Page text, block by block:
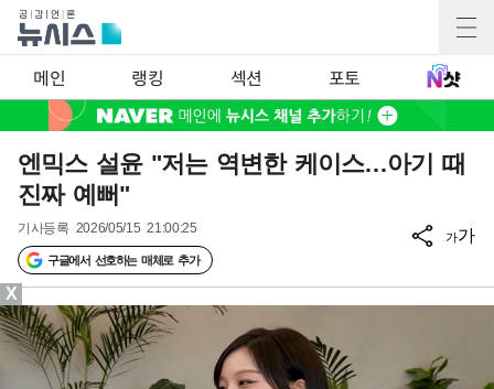
메인 랭킹 섹션 포토
엔믹스 설윤 "저는 역변한 케이스…아기 때
진짜 예뻐"
기사등록 2026/05/15 21:00:25
구글에서 선호하는 매체로 추가
가가
X